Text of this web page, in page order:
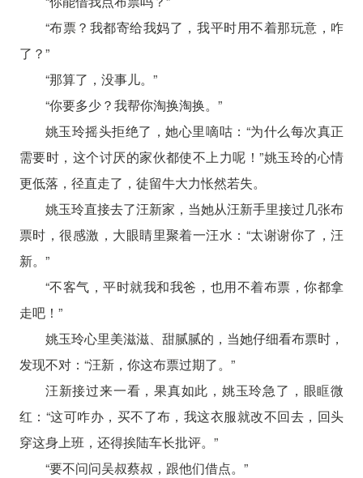
“布票？我都寄给我妈了，我平时用不着那玩意，咋
了？”
“那算了，没事儿。”
“你要多少？我帮你淘换淘换。”
姚玉玲摇头拒绝了，她心里嘀咕：“为什么每次真正
需要时，这个讨厌的家伙都使不上力呢！”姚玉玲的心情
更低落，径直走了，徒留牛大力怅然若失。
姚玉玲直接去了汪新家，当她从汪新手里接过几张布
票时，很感激，大眼睛里聚着一汪水：“太谢谢你了，汪
新。”
“不客气，平时就我和我爸，也用不着布票，你都拿
走吧！”
姚玉玲心里美滋滋、甜腻腻的，当她仔细看布票时，
发现不对：“汪新，你这布票过期了。”
汪新接过来一看，果真如此，姚玉玲急了，眼眶微
红：“这可咋办，买不了布，我这衣服就改不回去，回头
穿这身上班，还得挨陆车长批评。”
“要不问问吴叔蔡叔，跟他们借点。”